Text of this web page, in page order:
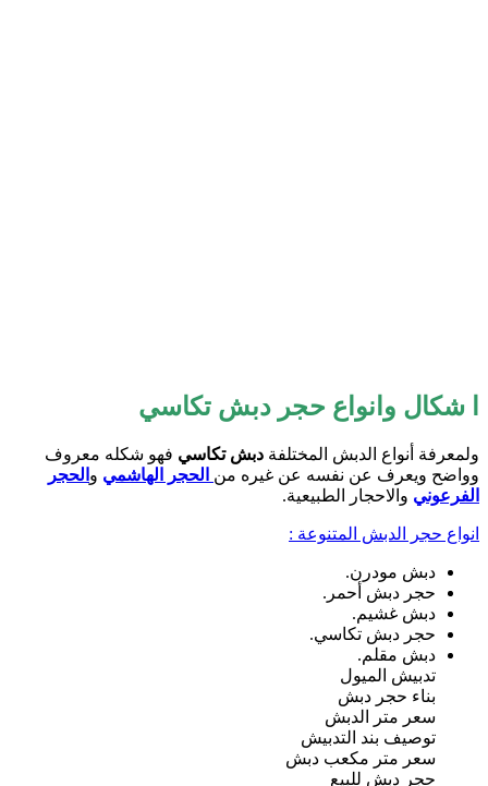
ا شكال وانواع حجر دبش تكاسي
ولمعرفة أنواع الدبش المختلفة دبش تكاسي فهو شكله معروف
وواضح ويعرف عن نفسه عن غيره من الحجر الهاشمي و الحجر
الفرعوني والاحجار الطبيعية.
انواع حجر الدبش المتنوعة :
دبش مودرن.
حجر دبش أحمر.
دبش غشيم.
حجر دبش تكاسي.
دبش مقلم.
تدبيش الميول
بناء حجر دبش
سعر متر الدبش
توصيف بند التدبيش
سعر متر مكعب دبش
حجر دبش للبيع